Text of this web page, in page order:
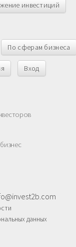
инвестиций
По сферам бизнеса
Вход
данных